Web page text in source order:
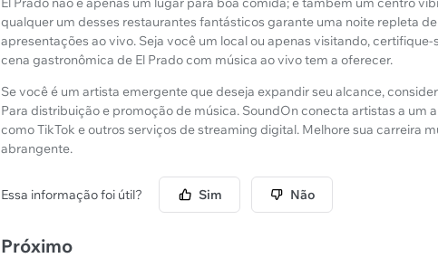
qualquer um desses restaurantes fantásticos garante uma noite repleta
apresentações ao vivo. Seja você um local ou apenas visitando,
cena gastronômica de El Prado com música ao vivo tem a oferecer.
Se você é um artista emergente que deseja expandir seu alcance,
Para distribuição e promoção de música. SoundOn conecta artistas a um
como TikTok e outros serviços de streaming digital. Melhore sua carreira
abrangente.
Essa informação foi útil? Sim Não
Próximo